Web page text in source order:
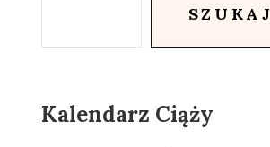
SZUKAJ
Kalendarz Ciąży